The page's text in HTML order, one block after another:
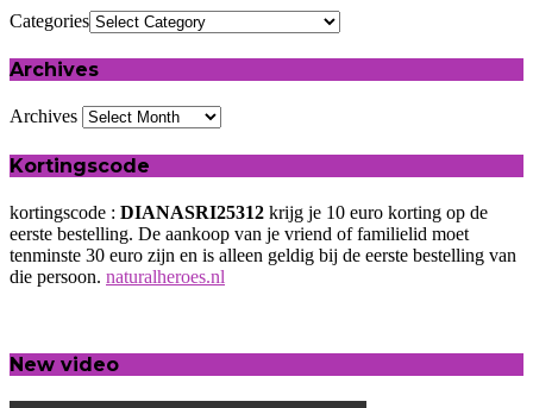
Categories
Archives
Archives
Kortingscode
kortingscode : DIANASRI25312 krijg je 10 euro korting op de
eerste bestelling. De aankoop van je vriend of familielid moet
tenminste 30 euro zijn en is alleen geldig bij de eerste bestelling van
die persoon. naturalheroes.nl
New video